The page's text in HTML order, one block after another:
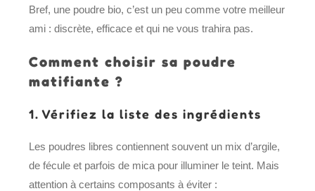
Bref, une poudre bio, c’est un peu comme votre meilleur
ami : discrète, efficace et qui ne vous trahira pas.
Comment choisir sa poudre
matifiante ?
1. Vérifiez la liste des ingrédients
Les poudres libres contiennent souvent un mix d’argile,
de fécule et parfois de mica pour illuminer le teint. Mais
attention à certains composants à éviter :